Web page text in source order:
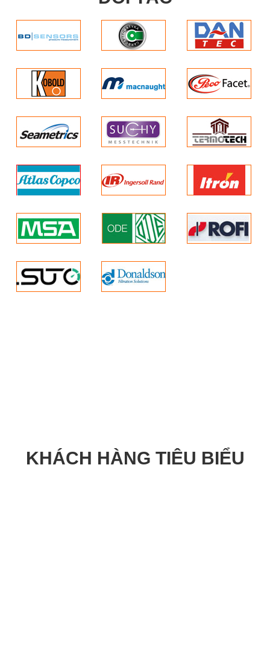
Nhật
Ứng dụng: Đo nồng độ
các khí có trong không
khí
Propan (C3H8),
Cacbon dioxit (CO2) …
Cảm biến: nhiệt bán
dẫn
khuếch tán
Dải đo: 0 … 100%
đo các khí có nồng độ
cao lên tới 100% thể
thích hợp với cả các
loại khí trong bể chứa
thời lượng pin mở rộng
lên đến 30 giờ
TTECH ĐẠI DIỆN
COSMOS TẠI VIỆT
NAM
Độ chính xác cao trong
dải 0 – 500ppm (tiêu
Thích hợp để đô các
dải khí cháy nổ tính
theo ppm
Nhẹ (450g)
sở 5 khí gây cháy nổ
XEM THÊM CÁC THIẾT BỊ ĐO TẠI
ĐÂY
KHÁCH HÀNG TIÊU BIỂU